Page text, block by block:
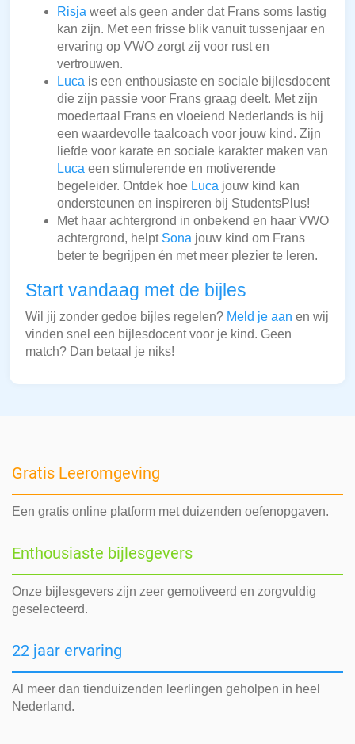
Risja weet als geen ander dat Frans soms lastig
kan zijn. Met een frisse blik vanuit tussenjaar en
ervaring op VWO zorgt zij voor rust en
vertrouwen.
Luca is een enthousiaste en sociale bijlesdocent
die zijn passie voor Frans graag deelt. Met zijn
moedertaal Frans en vloeiend Nederlands is hij
een waardevolle taalcoach voor jouw kind. Zijn
liefde voor karate en sociale karakter maken van
Luca een stimulerende en motiverende
begeleider. Ontdek hoe Luca jouw kind kan
ondersteunen en inspireren bij StudentsPlus!
Met haar achtergrond in onbekend en haar VWO
achtergrond, helpt Sona jouw kind om Frans
beter te begrijpen én met meer plezier te leren.
Start vandaag met de bijles
Wil jij zonder gedoe bijles regelen? Meld je aan en wij
vinden snel een bijlesdocent voor je kind. Geen
match? Dan betaal je niks!
Gratis Leeromgeving
Een gratis online platform met duizenden oefenopgaven.
Enthousiaste bijlesgevers
Onze bijlesgevers zijn zeer gemotiveerd en zorgvuldig
geselecteerd.
22 jaar ervaring
Al meer dan tienduizenden leerlingen geholpen in heel
Nederland.